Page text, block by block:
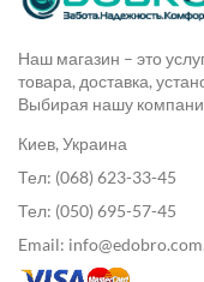
Наш магазин – это
товара, доставка,
Выбирая нашу
Киев, Украина
Тел: (068) 623-33-45
Тел: (050) 695-57-45
Email: